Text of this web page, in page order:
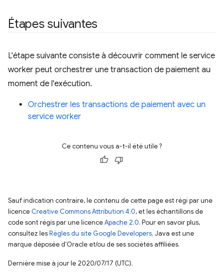
Étapes suivantes
L'étape suivante consiste à découvrir comment le service
worker peut orchestrer une transaction de paiement au
moment de l'exécution.
Orchestrer les transactions de paiement avec un
service worker
Ce contenu vous a-t-il été utile ?
Sauf indication contraire, le contenu de cette page est régi par une
licence Creative Commons Attribution 4.0, et les échantillons de
code sont régis par une licenceApache 2.0. Pour en savoir plus,
consultez lesRègles du site Google Developers. Java est une
marque déposée d'Oracle et/ou de ses sociétés affiliées.
Dernière mise à jour le 2020/07/17 (UTC).